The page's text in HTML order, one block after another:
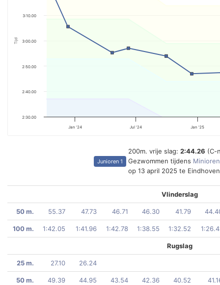
Tijd
Jan '24 Jan '25
Jul '24
2:30.00
2:40.00
2:50.00
3:00.00
3:10.00
Junioren 1
200m. vrije slag: 2:44.26 (C-
Gezwommen tijdens
op 13 april 2025 te Eindhoven
Vlinderslag
50 m. 55.37 47.73 46.71 46.30 41.79
100 m. 1:42.05 1:41.96 1:42.78 1:38.55 1:32.52
Rugslag
25 m. 27.10 26.24
50 m. 49.39 44.95 43.54 42.36 40.52